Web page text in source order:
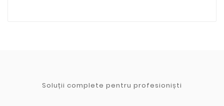
Soluții complete pentru profesioniști